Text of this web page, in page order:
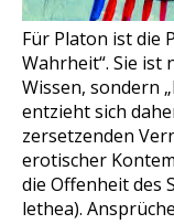
Für Platon ist die
Wahrheit“. Sie
Wissen, sondern
entzieht sich
zersetzenden
erotischer
die Offenheit des
lethea).